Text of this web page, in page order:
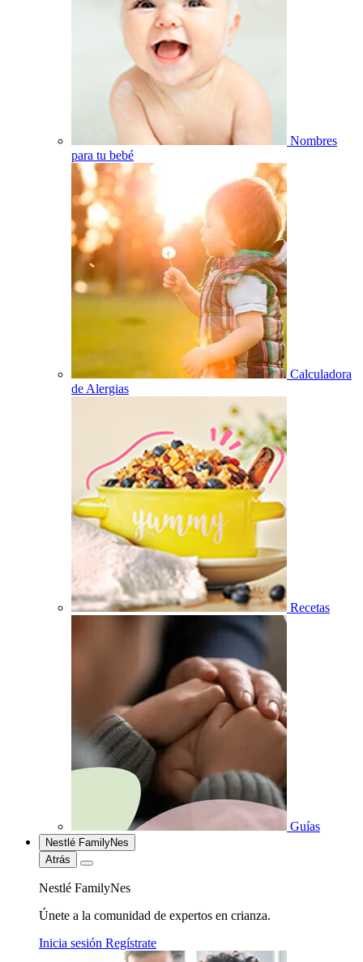
Nombres
para tu bebé
Calculadora
de Alergias
Recetas
Guías
Nestlé FamilyNes
Atrás
Nestlé FamilyNes
Únete a la comunidad de expertos en crianza.
Inicia sesión Regístrate